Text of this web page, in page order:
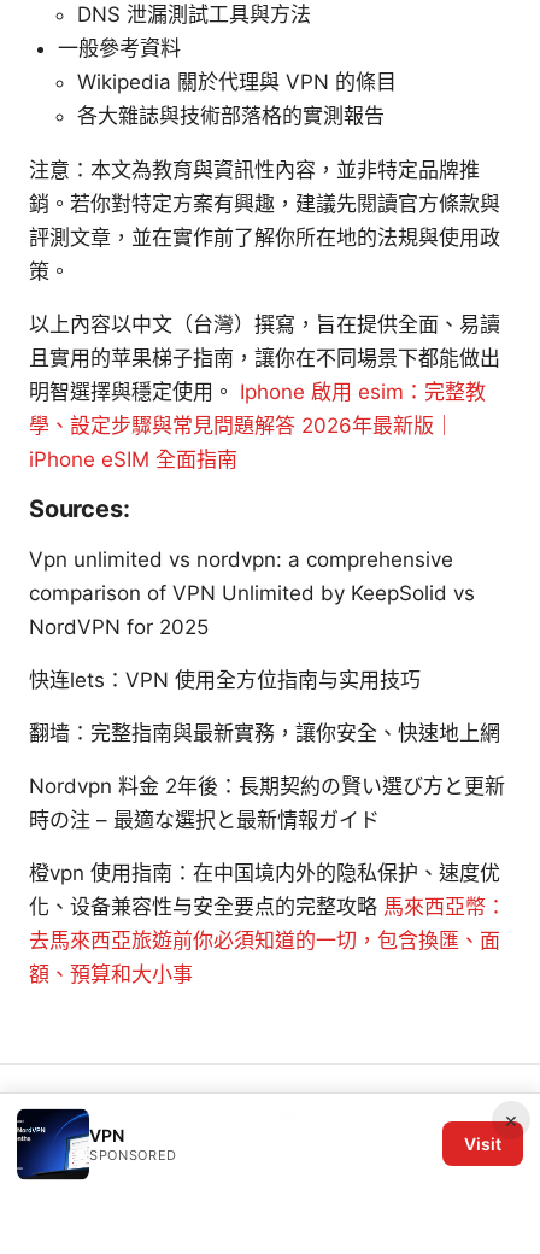
DNS 泄漏測試工具與方法
一般參考資料
Wikipedia 關於代理與 VPN 的條目
各大雜誌與技術部落格的實測報告
注意：本文為教育與資訊性內容，並非特定品牌推
銷。若你對特定方案有興趣，建議先閱讀官方條款與
評測文章，並在實作前了解你所在地的法規與使用政
策。
以上內容以中文（台灣）撰寫，旨在提供全面、易讀
且實用的苹果梯子指南，讓你在不同場景下都能做出
明智選擇與穩定使用。 Iphone 啟用 esim：完整教
學、設定步驟與常見問題解答 2026年最新版｜
iPhone eSIM 全面指南
Sources:
Vpn unlimited vs nordvpn: a comprehensive
comparison of VPN Unlimited by KeepSolid vs
NordVPN for 2025
快连lets：VPN 使用全方位指南与实用技巧
翻墙：完整指南與最新實務，讓你安全、快速地上網
Nordvpn 料金 2年後：長期契約の賢い選び方と更新
時の注 – 最適な選択と最新情報ガイド
橙vpn 使用指南：在中国境内外的隐私保护、速度优
化、设备兼容性与安全要点的完整攻略 馬來西亞幣：
去馬來西亞旅遊前你必須知道的一切，包含換匯、面
額、預算和大小事
×
VPN
SPONSORED
Visit
© 2026 The Six Others LLC. All rights reserved.